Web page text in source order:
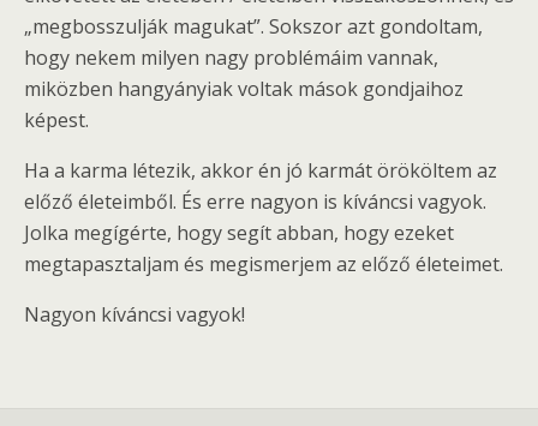
„megbosszulják magukat”. Sokszor azt gondoltam,
hogy nekem milyen nagy problémáim vannak,
miközben hangyányiak voltak mások gondjaihoz
képest.
Ha a karma létezik, akkor én jó karmát örököltem az
előző életeimből. És erre nagyon is kíváncsi vagyok.
Jolka megígérte, hogy segít abban, hogy ezeket
megtapasztaljam és megismerjem az előző életeimet.
Nagyon kíváncsi vagyok!